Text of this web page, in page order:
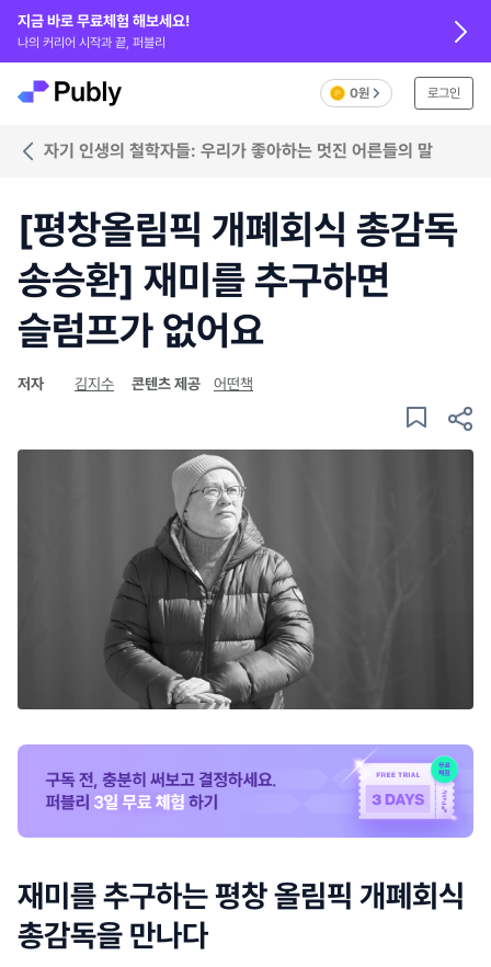
지금 바로 무료체험 해보세요!
나의 커리어 시작과 끝, 퍼블리
0원 로그인
자기 인생의 철학자들: 우리가 좋아하는 멋진 어른들의 말
[평창올림픽 개폐회식 총감독
송승환] 재미를 추구하면
슬럼프가 없어요
저자 김지수 콘텐츠 제공 어떤책
재미를 추구하는 평창 올림픽 개폐회식
총감독을 만나다